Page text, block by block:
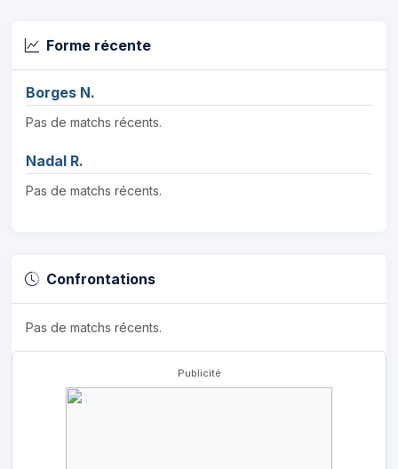
Forme récente
Borges N.
Pas de matchs récents.
Nadal R.
Pas de matchs récents.
Confrontations
Pas de matchs récents.
Publicité